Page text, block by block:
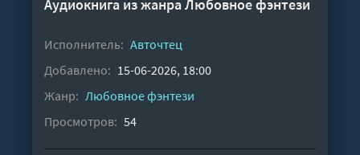
Аудиокнига из жанраЛюбовное фэнтези
Исполнитель: Авточтец
Добавлено: 15-06-2026, 18:00
Жанр: Любовное фэнтези
Просмотров: 54